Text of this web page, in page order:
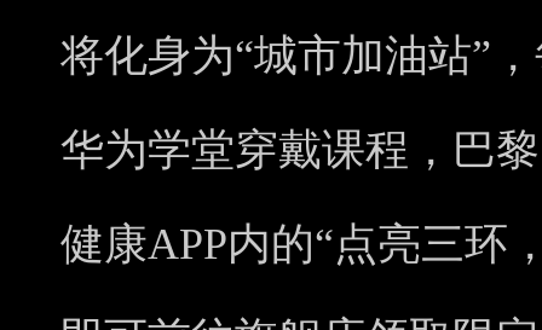
将化身为“城市加油站”
华为学堂穿戴课程，巴
健康APP内的“点亮三环